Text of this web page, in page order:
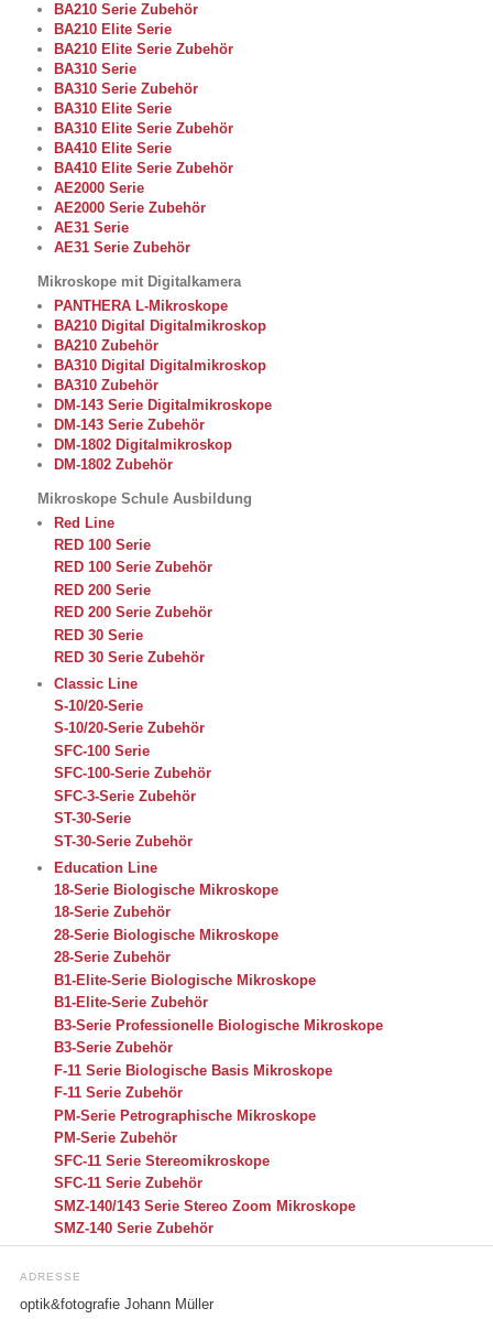
BA210 Serie Zubehör
BA210 Elite Serie
BA210 Elite Serie Zubehör
BA310 Serie
BA310 Serie Zubehör
BA310 Elite Serie
BA310 Elite Serie Zubehör
BA410 Elite Serie
BA410 Elite Serie Zubehör
AE2000 Serie
AE2000 Serie Zubehör
AE31 Serie
AE31 Serie Zubehör
Mikroskope mit Digitalkamera
PANTHERA L-Mikroskope
BA210 Digital Digitalmikroskop
BA210 Zubehör
BA310 Digital Digitalmikroskop
BA310 Zubehör
DM-143 Serie Digitalmikroskope
DM-143 Serie Zubehör
DM-1802 Digitalmikroskop
DM-1802 Zubehör
Mikroskope Schule Ausbildung
Red Line
RED 100 Serie
RED 100 Serie Zubehör
RED 200 Serie
RED 200 Serie Zubehör
RED 30 Serie
RED 30 Serie Zubehör
Classic Line
S-10/20-Serie
S-10/20-Serie Zubehör
SFC-100 Serie
SFC-100-Serie Zubehör
SFC-3-Serie Zubehör
ST-30-Serie
ST-30-Serie Zubehör
Education Line
18-Serie Biologische Mikroskope
18-Serie Zubehör
28-Serie Biologische Mikroskope
28-Serie Zubehör
B1-Elite-Serie Biologische Mikroskope
B1-Elite-Serie Zubehör
B3-Serie Professionelle Biologische Mikroskope
B3-Serie Zubehör
F-11 Serie Biologische Basis Mikroskope
F-11 Serie Zubehör
PM-Serie Petrographische Mikroskope
PM-Serie Zubehör
SFC-11 Serie Stereomikroskope
SFC-11 Serie Zubehör
SMZ-140/143 Serie Stereo Zoom Mikroskope
SMZ-140 Serie Zubehör
ADRESSE
optik&fotografie Johann Müller